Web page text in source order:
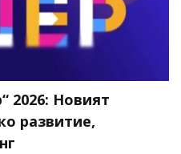
2026: Новият
развитие,